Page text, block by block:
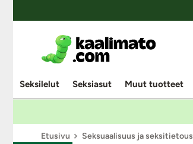
Seksilelut Seksiasut Muut tuotteet
Etusivu Seksuaalisuus ja seksitietous